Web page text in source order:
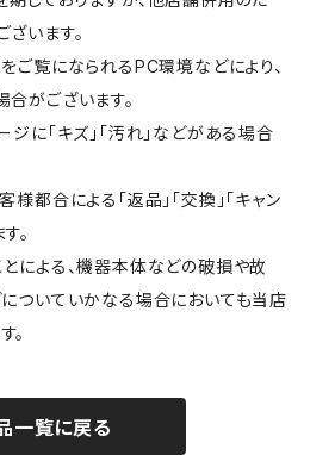
います。
ご覧になられるPC環境などにより、
がございます。
に「キズ」「汚れ」などがある場合
都合による「返品」「交換」「キャン
。
による、機器本体などの破損や故
についていかなる場合においても当店
。
一覧に戻る